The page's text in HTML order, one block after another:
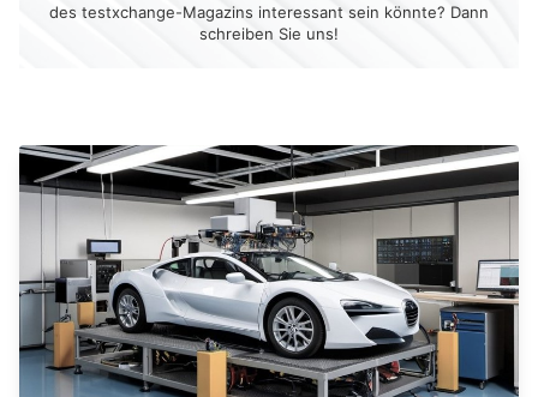
des testxchange-Magazins interessant sein könnte? Dann
schreiben Sie uns!